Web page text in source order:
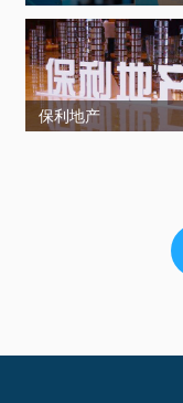
保利地产